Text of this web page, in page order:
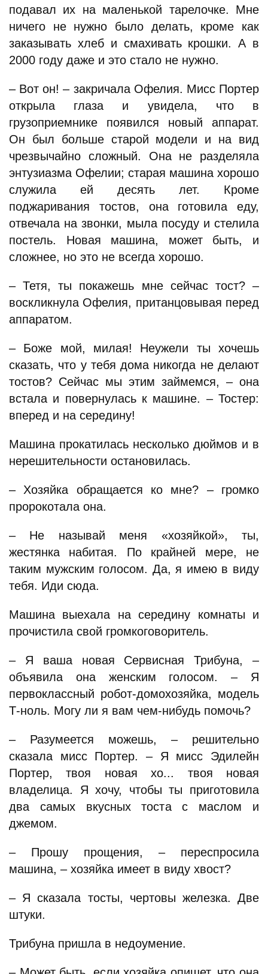
подавал их на маленькой тарелочке. Мне
ничего не нужно было делать, кроме как
заказывать хлеб и смахивать крошки. А в
2000 году даже и это стало не нужно.
– Вот он! – закричала Офелия. Мисс Портер
открыла глаза и увидела, что в
грузоприемнике появился новый аппарат.
Он был больше старой модели и на вид
чрезвычайно сложный. Она не разделяла
энтузиазма Офелии; старая машина хорошо
служила ей десять лет. Кроме
поджаривания тостов, она готовила еду,
отвечала на звонки, мыла посуду и стелила
постель. Новая машина, может быть, и
сложнее, но это не всегда хорошо.
– Тетя, ты покажешь мне сейчас тост? –
воскликнула Офелия, пританцовывая перед
аппаратом.
– Боже мой, милая! Неужели ты хочешь
сказать, что у тебя дома никогда не делают
тостов? Сейчас мы этим займемся, – она
встала и повернулась к машине. – Тостер:
вперед и на середину!
Машина прокатилась несколько дюймов и в
нерешительности остановилась.
– Хозяйка обращается ко мне? – громко
пророкотала она.
– Не называй меня «хозяйкой», ты,
жестянка набитая. По крайней мере, не
таким мужским голосом. Да, я имею в виду
тебя. Иди сюда.
Машина выехала на середину комнаты и
прочистила свой громкоговоритель.
– Я ваша новая Сервисная Трибуна, –
объявила она женским голосом. – Я
первоклассный робот-домохозяйка, модель
Т-ноль. Могу ли я вам чем-нибудь помочь?
– Разумеется можешь, – решительно
сказала мисс Портер. – Я мисс Эдилейн
Портер, твоя новая хо... твоя новая
владелица. Я хочу, чтобы ты приготовила
два самых вкусных тоста с маслом и
джемом.
– Прошу прощения, – переспросила
машина, – хозяйка имеет в виду хвост?
– Я сказала тосты, чертовы железка. Две
штуки.
Трибуна пришла в недоумение.